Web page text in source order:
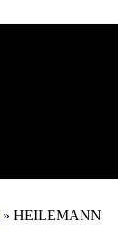
» HEILEMANN